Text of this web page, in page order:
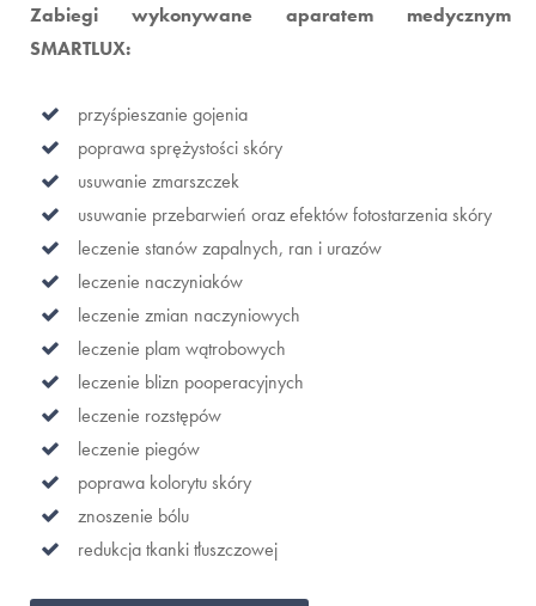
Zabiegi wykonywane aparatem medycznym
SMARTLUX:
przyśpieszanie gojenia
poprawa sprężystości skóry
usuwanie zmarszczek
usuwanie przebarwień oraz efektów fotostarzenia skóry
leczenie stanów zapalnych, ran i urazów
leczenie naczyniaków
leczenie zmian naczyniowych
leczenie plam wątrobowych
leczenie blizn pooperacyjnych
leczenie rozstępów
leczenie piegów
poprawa kolorytu skóry
znoszenie bólu
redukcja tkanki tłuszczowej